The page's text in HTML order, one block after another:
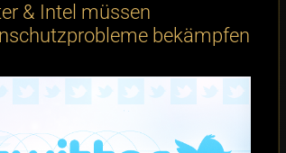
& Intel müssen
bekämpfen